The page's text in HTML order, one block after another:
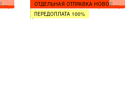
ОТДЕЛЬНАЯ ОТПРАВКА НОВОЙ ПОЧТОЙ
ОТДЕЛЬНАЯ ОТПРАВКА НОВОЙ ПОЧТОЙ
ПЕРЕДОПЛАТА 100%